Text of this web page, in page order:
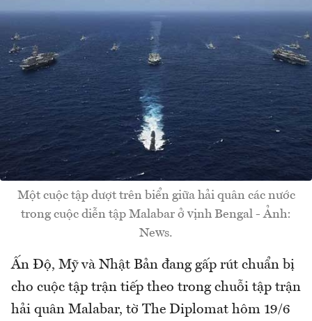
Một cuộc tập dượt trên biển giữa hải quân các nước
trong cuộc diễn tập Malabar ở vịnh Bengal - Ảnh:
News.
Ấn Độ, Mỹ và Nhật Bản đang gấp rút chuẩn bị
cho cuộc tập trận tiếp theo trong chuỗi tập trận
hải quân Malabar, tờ The Diplomat hôm 19/6